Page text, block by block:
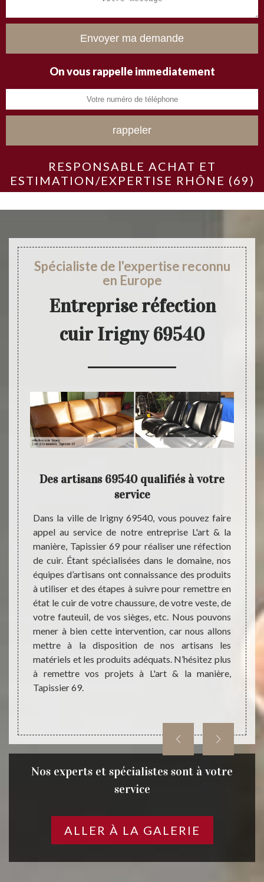
On vous rappelle immediatement
RESPONSABLE ACHAT ET
ESTIMATION/EXPERTISE RHÔNE (69)
Spécialiste de l'expertise reconnu
en Europe
Entreprise réfection
cuir Irigny 69540
:
cuir.
En
des
tout
être
Des artisans 69540 qualifiés à votre
service
Dans la ville de Irigny 69540, vous pouvez faire
appel au service de notre entreprise L'art & la
manière, Tapissier 69 pour réaliser une réfection
de cuir. Étant spécialisées dans le domaine, nos
équipes d’artisans ont connaissance des produits
à utiliser et des étapes à suivre pour remettre en
état le cuir de votre chaussure, de votre veste, de
votre fauteuil, de vos sièges, etc. Nous pouvons
mener à bien cette intervention, car nous allons
mettre à la disposition de nos artisans les
matériels et les produits adéquats. N’hésitez plus
à remettre vos projets à L'art & la manière,
Tapissier 69.
Vos
L'art
cuir.
le
plus
& la
Nos experts et spécialistes sont à votre
service
ALLER À LA GALERIE